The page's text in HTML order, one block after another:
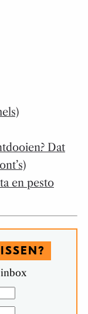
Dat
en pesto